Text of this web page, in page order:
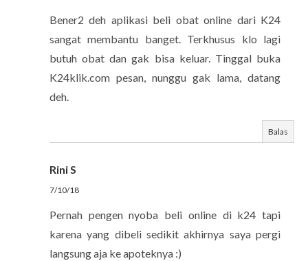
Bener2 deh aplikasi beli obat online dari K24
sangat membantu banget. Terkhusus klo lagi
butuh obat dan gak bisa keluar. Tinggal buka
K24klik.com pesan, nunggu gak lama, datang
deh.
Balas
Rini S
7/10/18
Pernah pengen nyoba beli online di k24 tapi
karena yang dibeli sedikit akhirnya saya pergi
langsung aja ke apoteknya :)